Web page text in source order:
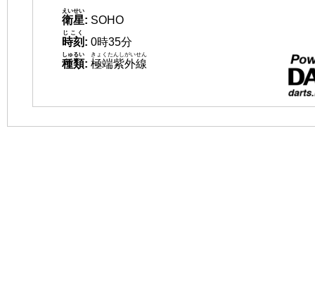
衛星
えいせい
: SOHO
時刻
じこく
: 0時35分
種類
しゅるい
: 極端紫外線
きょくたんしがいせん